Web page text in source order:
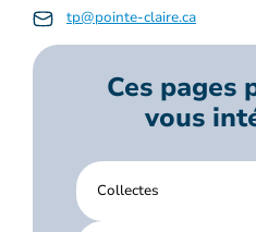
tp@pointe-claire.ca
Ces pages
vous
Collectes